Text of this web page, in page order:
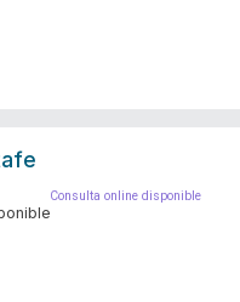
Consulta online disponible